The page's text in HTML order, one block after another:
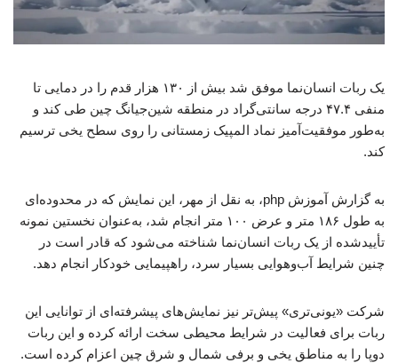
یک ربات انسان‌نما موفق شد بیش از ۱۳۰ هزار قدم را در دمایی تا
منفی ۴۷.۴ درجه سانتی‌گراد در منطقه شین‌جیانگ چین طی کند و
به‌طور موفقیت‌آمیز نماد المپیک زمستانی را روی سطح یخی ترسیم
کند.
به گزارش آموزش php، به نقل از مهر، این نمایش که در محدوده‌ای
به طول ۱۸۶ متر و عرض ۱۰۰ متر انجام شد، به‌عنوان نخستین نمونه
تأییدشده از یک ربات انسان‌نما شناخته می‌شود که قادر است در
چنین شرایط آب‌وهوایی بسیار سرد، راهپیمایی خودکار انجام دهد.
شرکت «یونی‌تری» پیش‌تر نیز نمایش‌های پیشرفته‌ای از توانایی این
ربات برای فعالیت در شرایط محیطی سخت ارائه کرده و این ربات
دوپا را به مناطق یخی و برفی شمال و شرق چین اعزام کرده است.